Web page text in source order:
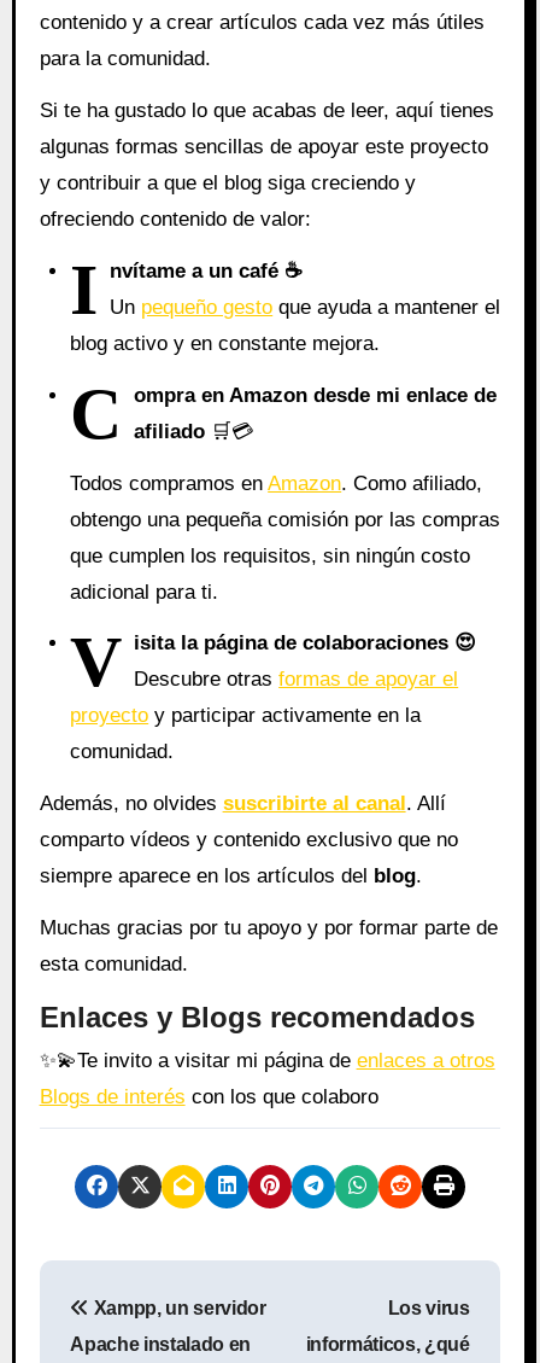
contenido y a crear artículos cada vez más útiles
para la comunidad.
Si te ha gustado lo que acabas de leer, aquí tienes
algunas formas sencillas de apoyar este proyecto
y contribuir a que el blog siga creciendo y
ofreciendo contenido de valor:
I
nvítame a un café ☕
Un pequeño gesto que ayuda a mantener el
blog activo y en constante mejora.
C
ompra en Amazon desde mi enlace de
afiliado 🛒💳
Todos compramos enAmazon. Como afiliado,
obtengo una pequeña comisión por las compras
que cumplen los requisitos, sin ningún costo
adicional para ti.
V isita la página de colaboraciones 😍
Descubre otrasformas de apoyar el
proyecto y participar activamente en la
comunidad.
Además, no olvides suscribirte al canal. Allí
comparto vídeos y contenido exclusivo que no
siempre aparece en los artículos del blog.
Muchas gracias por tu apoyo y por formar parte de
esta comunidad.
Enlaces y Blogs recomendados
✨💫Te invito a visitar mi página de enlaces a otros
Blogs de interés con los que colaboro
Xampp, un servidor
Apache instalado en
Los virus
informáticos, ¿qué